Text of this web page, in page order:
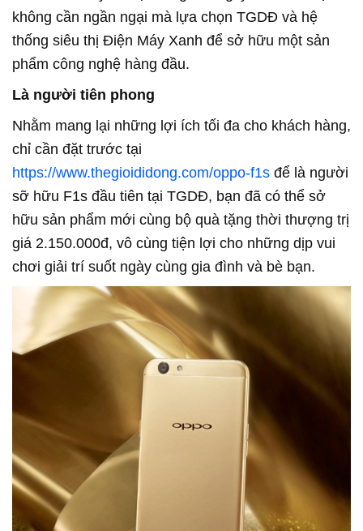
không cần ngần ngại mà lựa chọn TGDĐ và hệ
thống siêu thị Điện Máy Xanh để sở hữu một sản
phẩm công nghệ hàng đầu.
Là người tiên phong
Nhằm mang lại những lợi ích tối đa cho khách hàng,
chỉ cần đặt trước tại
https://www.thegioididong.com/oppo-f1s để là người
sỡ hữu F1s đầu tiên tại TGDĐ, bạn đã có thể sở
hữu sản phẩm mới cùng bộ quà tặng thời thượng trị
giá 2.150.000đ, vô cùng tiện lợi cho những dịp vui
chơi giải trí suốt ngày cùng gia đình và bè bạn.